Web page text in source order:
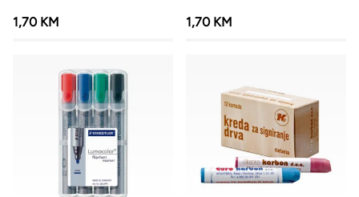
1,70 KM
1,70 KM